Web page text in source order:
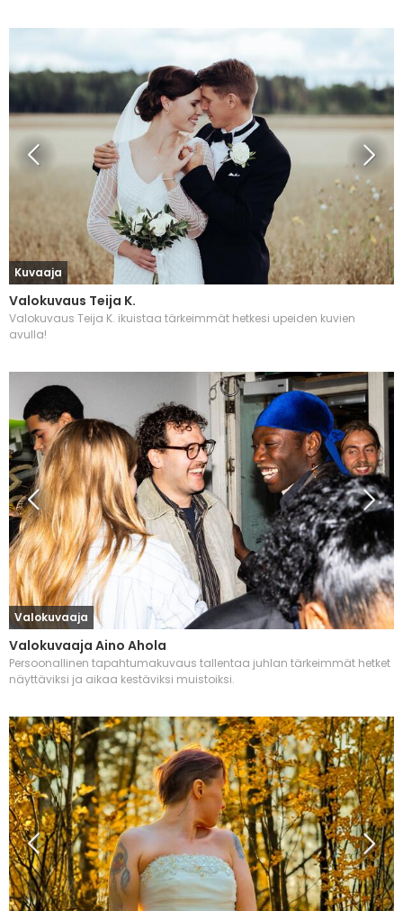
Kuvaaja
Valokuvaus Teija K.
Valokuvaus Teija K. ikuistaa tärkeimmät hetkesi upeiden kuvien
avulla!
Valokuvaaja
Valokuvaaja Aino Ahola
Persoonallinen tapahtumakuvaus tallentaa juhlan tärkeimmät hetket
näyttäviksi ja aikaa kestäviksi muistoiksi.